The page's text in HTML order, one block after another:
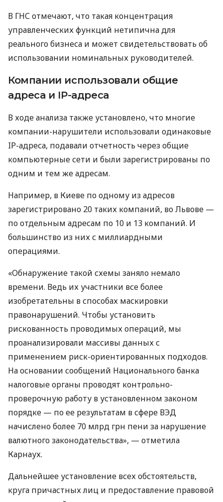
В ГНС отмечают, что такая концентрация
управленческих функций нетипична для
реального бизнеса и может свидетельствовать об
использовании номинальных руководителей.
Компании использовали общие
адреса и IP-адреса
В ходе анализа также установлено, что многие
компании-нарушители использовали одинаковые
IP-адреса, подавали отчетность через общие
компьютерные сети и были зарегистрированы по
одним и тем же адресам.
Например, в Киеве по одному из адресов
зарегистрировано 20 таких компаний, во Львове —
по отдельным адресам по 10 и 13 компаний. И
большинство из них с миллиардными
операциями.
«Обнаружение такой схемы заняло немало
времени. Ведь их участники все более
изобретательны в способах маскировки
правонарушений. Чтобы установить
рискованность проводимых операций, мы
проанализировали массивы данных с
применением риск-ориентированных подходов.
На основании сообщений Национального банка
налоговые органы проводят контрольно-
проверочную работу в установленном законом
порядке — по ее результатам в сфере ВЭД
начислено более 70 млрд грн пени за нарушение
валютного законодательства», — отметила
Карнаух.
Дальнейшее установление всех обстоятельств,
круга причастных лиц и предоставление правовой